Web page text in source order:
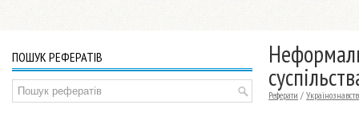
Реферати /
ПОШУК РЕФЕРАТІВ